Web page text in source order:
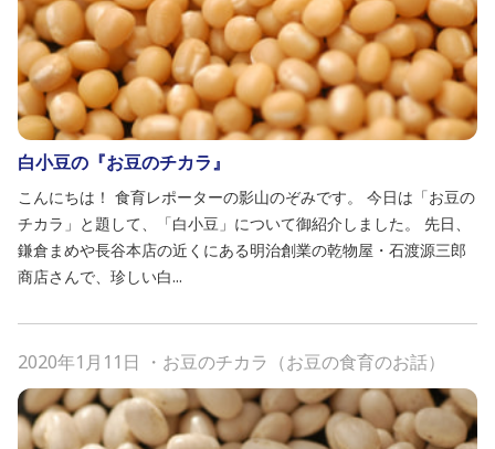
白小豆の『お豆のチカラ』
こんにちは！ 食育レポーターの影山のぞみです。 今日は「お豆の
チカラ」と題して、「白小豆」について御紹介しました。 先日、
鎌倉まめや長谷本店の近くにある明治創業の乾物屋・石渡源三郎
商店さんで、珍しい白...
2020年1月11日 ・ お豆のチカラ（お豆の食育のお話）